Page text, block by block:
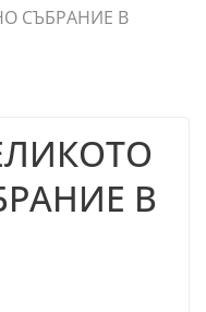
СЪБРАНИЕ В
В